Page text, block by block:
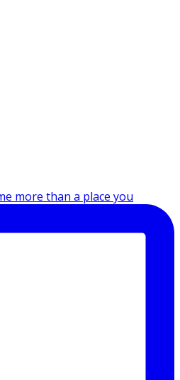
more than a place you